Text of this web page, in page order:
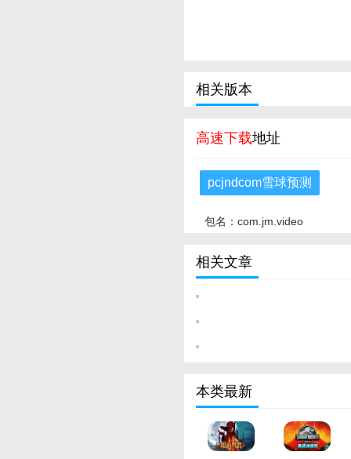
相关版本
高速下载地址
pcjndcom雪球预测
包名：com.jm.video
相关文章
本类最新